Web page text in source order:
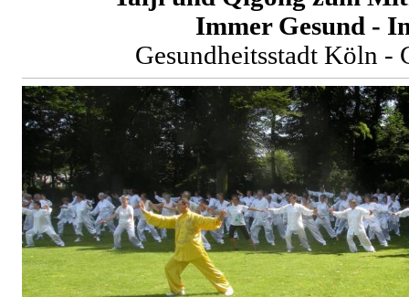
Immer Gesund -
Gesundheitsstadt Köln -